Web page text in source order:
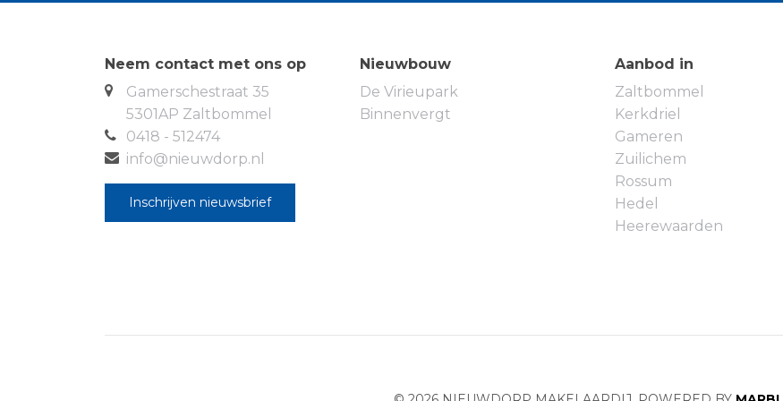
Neem contact met ons op
Gamerschestraat 35
5301AP Zaltbommel
0418 - 512474
info@nieuwdorp.nl
Inschrijven nieuwsbrief
Nieuwbouw
De Virieupark
Binnenvergt
Aanbod in
Zaltbommel
Kerkdriel
Gameren
Zuilichem
Rossum
Hedel
Heerewaarden